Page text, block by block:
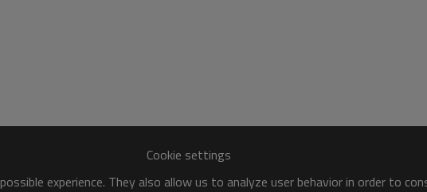
Cookie settings
experience. They also allow us to analyze user behavior in order to